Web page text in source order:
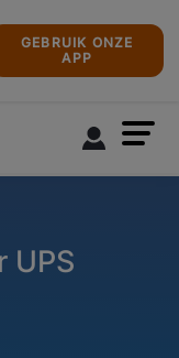
GEBRUIK ONZE
APP
UPS